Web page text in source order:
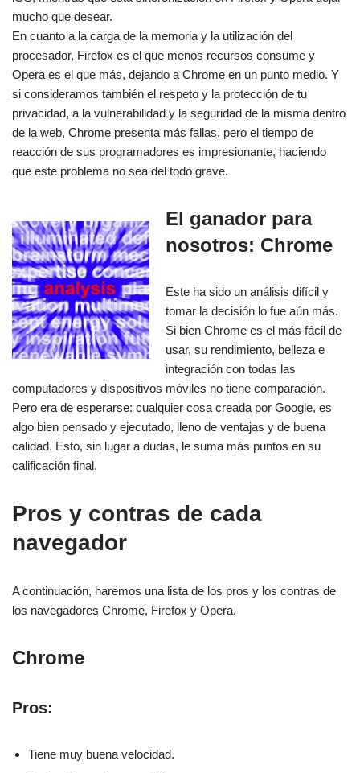
mucho que desear.
En cuanto a la carga de la memoria y la utilización del
procesador, Firefox es el que menos recursos consume y
Opera es el que más, dejando a Chrome en un punto medio. Y
si consideramos también el respeto y la protección de tu
privacidad, a la vulnerabilidad y la seguridad de la misma dentro
de la web, Chrome presenta más fallas, pero el tiempo de
reacción de sus programadores es impresionante, haciendo
que este problema no sea del todo grave.
El ganador para
nosotros: Chrome
Este ha sido un análisis difícil y
tomar la decisión lo fue aún más.
Si bien Chrome es el más fácil de
usar, su rendimiento, belleza e
integración con todas las
computadores y dispositivos móviles no tiene comparación.
Pero era de esperarse: cualquier cosa creada por Google, es
algo bien pensado y ejecutado, lleno de ventajas y de buena
calidad. Esto, sin lugar a dudas, le suma más puntos en su
calificación final.
Pros y contras de cada
navegador
A continuación, haremos una lista de los pros y los contras de
los navegadores Chrome, Firefox y Opera.
Chrome
Pros:
Tiene muy buena velocidad.